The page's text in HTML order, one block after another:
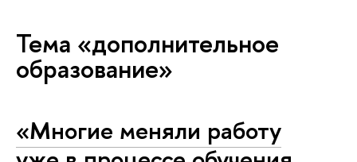
Тема «дополнительное
образование»
«Многие меняли работу